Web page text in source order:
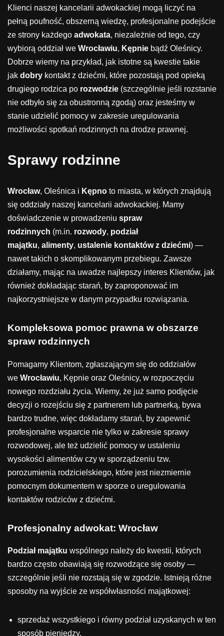
Klienci naszej kancelarii adwokackiej mogą liczyć na
pełną poufność, obszerną wiedzę, profesjonalne podejście
ze strony każdego adwokata, niezależnie od tego, czy
wybiorą oddział we Wrocławiu, Kępnie bądź Oleśnicy.
Dobrze wiemy na przykład, jak istotne są kwestie takie
jak dobry kontakt z dziećmi, które pozostają pod opieką
drugiego rodzica po rozwodzie (szczególnie jeśli rozstanie
nie odbyło się za obustronną zgodą) oraz jesteśmy w
stanie udzielić pomocy w zakresie uregulowania
możliwości spotkań rodzinnych na drodze prawnej.
Sprawy rodzinne
Wrocław, Oleśnica i Kępno to miasta, w których znajdują
się oddziały naszej kancelarii adwokackiej. Mamy
doświadczenie w prowadzeniu spraw
rodzinnych (m.in. rozwody, podział
majątku, alimenty, ustalenie kontaktów z dziećmi) —
nawet takich o skomplikowanym przebiegu. Zawsze
działamy, mając na uwadze najlepszy interes Klientów, jak
również dokładając starań, by zaproponować im
najkorzystniejsze w danym przypadku rozwiązania.
Kompleksowa pomoc prawna w obszarze
spraw rodzinnych
Pomagamy Klientom, zgłaszającym się do oddziałów
we Wrocławiu, Kępnie oraz Oleśnicy, w rozpoczęciu
nowego rozdziału życia. Wiemy, że już samo podjęcie
decyzji o rozejściu się z partnerem lub partnerką, bywa
bardzo trudne, więc dokładamy starań, by zapewnić
profesjonalne wsparcie nie tylko w zakresie sprawy
rozwodowej, ale też udzielić pomocy w ustaleniu
wysokości alimentów czy w sporządzeniu tzw.
porozumienia rodzicielskiego, które jest niezmiernie
pomocnym dokumentem w sporze o uregulowania
kontaktów rodziców z dziećmi.
Profesjonalny adwokat: Wrocław
Podział majątku wspólnego należy do kwestii, których
bardzo często obawiają się rozwodzące się osoby —
szczególnie jeśli nie rozstają się w zgodzie. Istnieją różne
sposoby na wyjście ze współwłasności majątkowej:
sprzedaż wszystkiego i równy podział uzyskanych w ten
sposób pieniędzy,